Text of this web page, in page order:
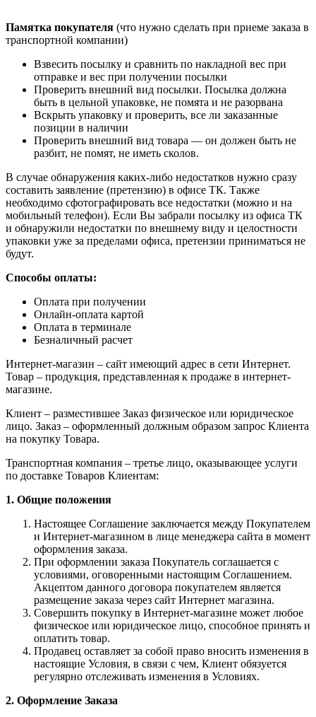
Памятка покупателя (что нужно сделать при приеме заказа в
транспортной компании)
Взвесить посылку и сравнить по накладной вес при
отправке и вес при получении посылки
Проверить внешний вид посылки. Посылка должна
быть в цельной упаковке, не помята и не разорвана
Вскрыть упаковку и проверить, все ли заказанные
позиции в наличии
Проверить внешний вид товара — он должен быть не
разбит, не помят, не иметь сколов.
В случае обнаружения каких-либо недостатков нужно сразу
составить заявление (претензию) в офисе ТК. Также
необходимо сфотографировать все недостатки (можно и на
мобильный телефон). Если Вы забрали посылку из офиса ТК
и обнаружили недостатки по внешнему виду и целостности
упаковки уже за пределами офиса, претензии приниматься не
будут.
Способы оплаты:
Оплата при получении
Онлайн-оплата картой
Оплата в терминале
Безналичный расчет
Интернет-магазин – сайт имеющий адрес в сети Интернет.
Товар – продукция, представленная к продаже в интернет-
магазине.
Клиент – разместившее Заказ физическое или юридическое
лицо. Заказ – оформленный должным образом запрос Клиента
на покупку Товара.
Транспортная компания – третье лицо, оказывающее услуги
по доставке Товаров Клиентам:
1. Общие положения
Настоящее Соглашение заключается между Покупателем
и Интернет-магазином в лице менеджера сайта в момент
оформления заказа.
При оформлении заказа Покупатель соглашается с
условиями, оговоренными настоящим Соглашением.
Акцептом данного договора покупателем является
размещение заказа через сайт Интернет магазина.
Совершить покупку в Интернет-магазине может любое
физическое или юридическое лицо, способное принять и
оплатить товар.
Продавец оставляет за собой право вносить изменения в
настоящие Условия, в связи с чем, Клиент обязуется
регулярно отслеживать изменения в Условиях.
2. Оформление Заказа